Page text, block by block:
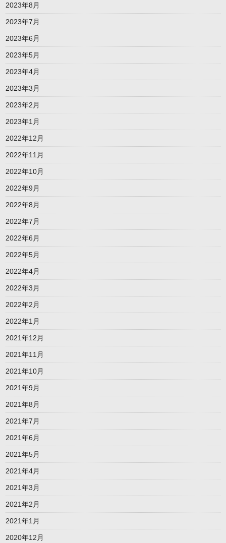
2023年8月
2023年7月
2023年6月
2023年5月
2023年4月
2023年3月
2023年2月
2023年1月
2022年12月
2022年11月
2022年10月
2022年9月
2022年8月
2022年7月
2022年6月
2022年5月
2022年4月
2022年3月
2022年2月
2022年1月
2021年12月
2021年11月
2021年10月
2021年9月
2021年8月
2021年7月
2021年6月
2021年5月
2021年4月
2021年3月
2021年2月
2021年1月
2020年12月